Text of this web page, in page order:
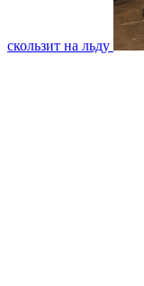
скользит на льду